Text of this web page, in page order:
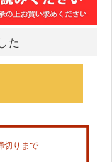
た
切りまで